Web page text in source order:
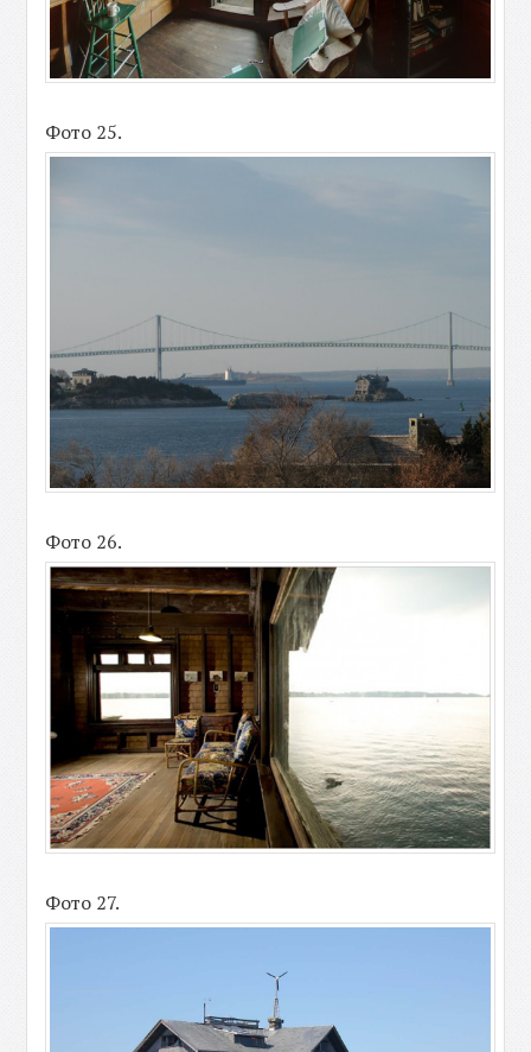
Фото 25.
Фото 26.
Фото 27.